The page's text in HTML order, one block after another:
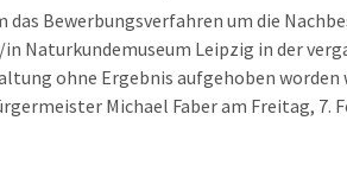
das Bewerbungsverfahren um die
Naturkundemuseum Leipzig in der
ohne Ergebnis aufgehoben worden
Michael Faber am Freitag, 7.